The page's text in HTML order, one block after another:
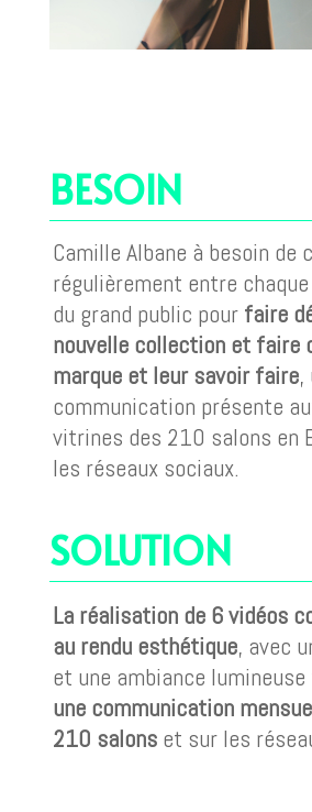
BESOIN
Camille Albane à besoin de
régulièrement entre
du grand public pour faire
nouvelle collection et faire
marque et leur savoir faire,
communication présente
vitrines des 210 salons en
les réseaux sociaux.
SOLUTION
La réalisation de 6 vidéos
au rendu esthétique, avec
et une ambiance
une communication
210 salonset sur les